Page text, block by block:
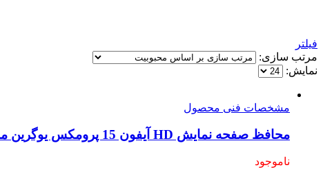
فیلتر
مرتب سازی:
نمایش:
مشخصات فنی محصول
محافظ صفحه نمایش HD آیفون 15 پرومکس یوگرین مدل SP372 کد 25593
ناموجود